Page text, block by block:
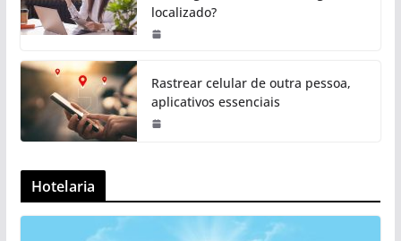
localizado?
Rastrear celular de outra pessoa,
aplicativos essenciais
Hotelaria